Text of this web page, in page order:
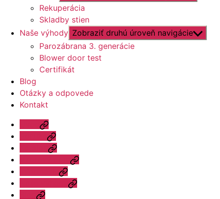
Rekuperácia
Skladby stien
Naše výhody Zobraziť druhú úroveň navigácie
Parozábrana 3. generácie
Blower door test
Certifikát
Blog
Otázky a odpovede
Kontakt